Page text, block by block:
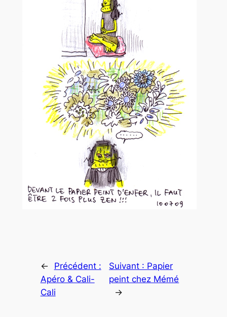
←
Précédent :
Apéro & Cali-
Cali
Suivant : Papier
peint chez Mémé
→